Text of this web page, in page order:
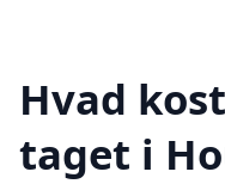
Hvad
taget i